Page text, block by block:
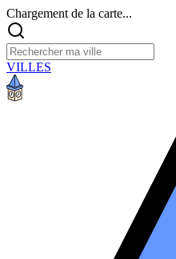
Chargement de la carte...
VILLES